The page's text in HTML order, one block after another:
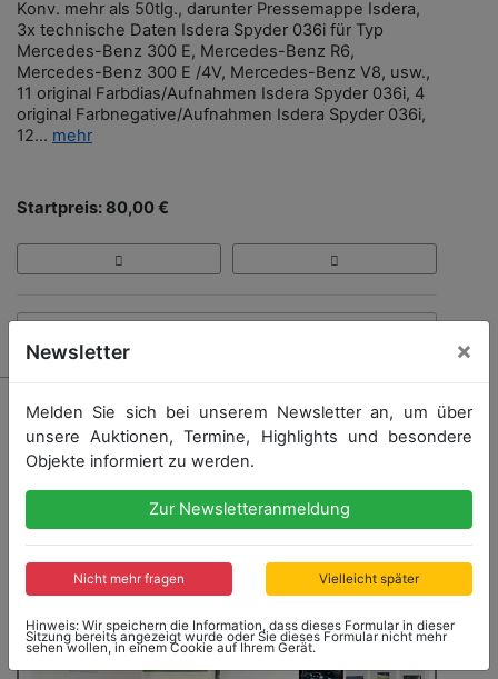
Konv. mehr als 50tlg., darunter Pressemappe Isdera,
3x technische Daten Isdera Spyder 036i für Typ
Mercedes-Benz 300 E, Mercedes-Benz R6,
Mercedes-Benz 300 E /4V, Mercedes-Benz V8, usw.,
11 original Farbdias/Aufnahmen Isdera Spyder 036i, 4
original Farbnegative/Aufnahmen Isdera Spyder 036i,
12... mehr
Startpreis: 80,00 €
Newsletter ×
Melden Sie sich bei unserem Newsletter an, um über
unsere Auktionen, Termine, Highlights und besondere
Objekte informiert zu werden.
Zur Newsletteranmeldung
Nicht mehr fragen Vielleicht später
Hinweis: Wir speichern die Information, dass dieses Formular in dieser
Sitzung bereits angezeigt wurde oder Sie dieses Formular nicht mehr
sehen wollen, in einem Cookie auf Ihrem Gerät.